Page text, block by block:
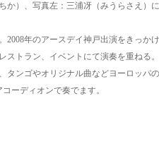
か）、写真左：三浦冴（みうらさえ）
2008年のアースデイ神戸出演をきっか
ストラン、イベントにて演奏を重ねる。
タンゴやオリジナル曲などヨーロッパ
ーディオンで奏でます。